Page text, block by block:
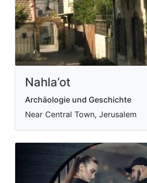
Nahla’ot
Archäologie und Geschichte
Near Central Town, Jerusalem